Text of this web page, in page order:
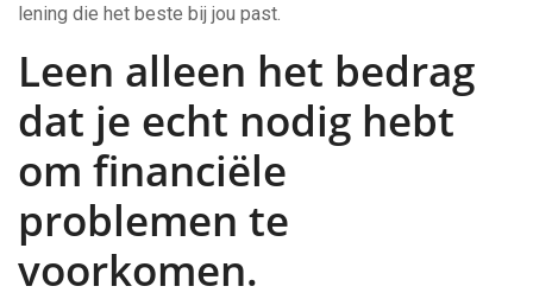
lening die het beste bij jou past.
Leen alleen het bedrag
dat je echt nodig hebt
om financiële
problemen te
voorkomen.